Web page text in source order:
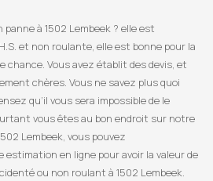
à 1502 Lembeek ? elle est
et non roulante, elle est bonne pour la
chance. Vous avez établit des devis, et
chères. Vous ne savez plus quoi
qu’il vous sera impossible de le
vous êtes au bon endroit sur notre
Lembeek, vous pouvez
en ligne pour avoir la valeur de
ou non roulant à 1502 Lembeek.